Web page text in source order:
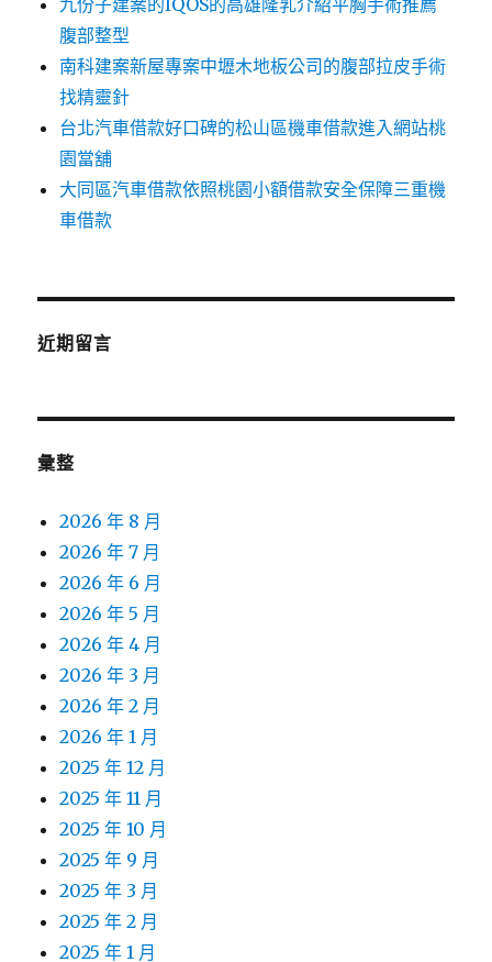
九份子建案的IQOS的高雄隆乳介紹平胸手術推薦
腹部整型
南科建案新屋專案中壢木地板公司的腹部拉皮手術
找精靈針
台北汽車借款好口碑的松山區機車借款進入網站桃
園當舖
大同區汽車借款依照桃園小額借款安全保障三重機
車借款
近期留言
彙整
2026 年 8 月
2026 年 7 月
2026 年 6 月
2026 年 5 月
2026 年 4 月
2026 年 3 月
2026 年 2 月
2026 年 1 月
2025 年 12 月
2025 年 11 月
2025 年 10 月
2025 年 9 月
2025 年 3 月
2025 年 2 月
2025 年 1 月